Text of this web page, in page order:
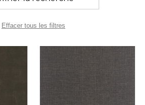
Effacer tous les filtres